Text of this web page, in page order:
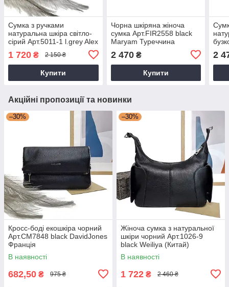
Сумка з ручками
натуральна шкіра світло-
сірий Арт.5011-1 l.grey Alex
1 720 ₴ 2 150 ₴
Купити
Чорна шкіряна жіноча
сумка Арт.FIR2558 black
Maryam Туреччина
2 470₴
Купити
2
Акційні пропозиції та новинки
–30%
Кросс-боді екошкіра чорний
Арт.CM7848 black DavidJones
Франція
В наявності
682,50 ₴ 975 ₴
–30%
Жіноча сумка з натуральної
шкіри чорний Арт.1026-9
black Weiliya (Китай)
В наявності
1 722 ₴ 2 460 ₴